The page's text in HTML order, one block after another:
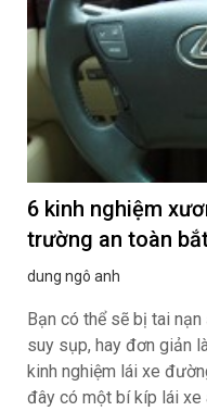
6 kinh nghiệm
trường an toàn
dung ngô anh
Bạn có thể sẽ bị tai
suy sụp, hay đơn giản
kinh nghiệm lái xe
đây có một bí kíp lái xe